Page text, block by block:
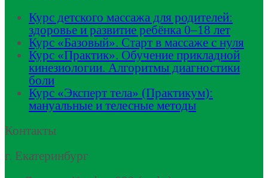
Курс детского массажа для родителей:
здоровье и развитие ребёнка 0–18 лет
Курс «Базовый». Старт в массаже с нуля
Курс «Практик». Обучение прикладной
кинезиологии. Алгоритмы диагностики
боли
Курс «Эксперт тела» (Практикум):
мануальные и телесные методы
Контакты
г. Екатеринбург